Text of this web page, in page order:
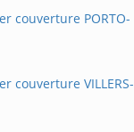
couverture PORTO-
couverture VILLERS-